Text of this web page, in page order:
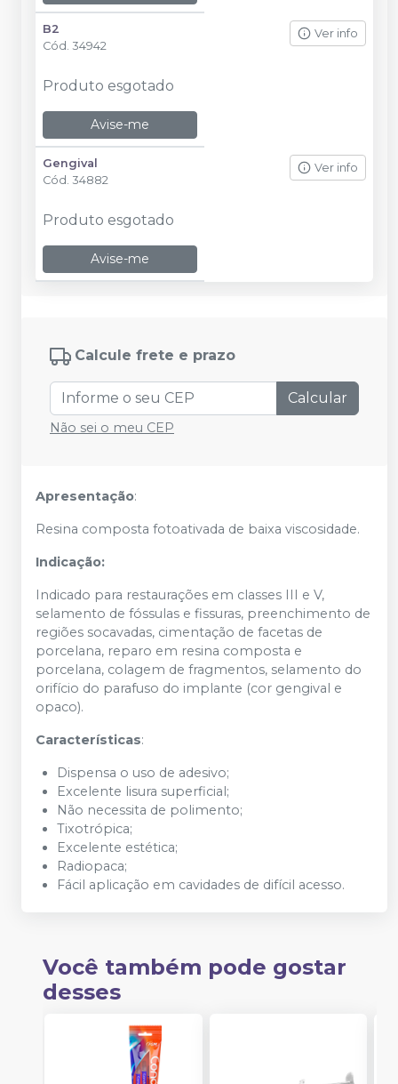
B2
Cód. 34942
Ver info
Produto esgotado
Avise-me
Gengival
Cód. 34882
Ver info
Produto esgotado
Avise-me
Calcule frete e prazo
Calcular
Não sei o meu CEP
Apresentação:
Resina composta fotoativada de baixa viscosidade.
Indicação:
Indicado para restaurações em classes III e V,
selamento de fóssulas e fissuras, preenchimento de
regiões socavadas, cimentação de facetas de
porcelana, reparo em resina composta e
porcelana, colagem de fragmentos, selamento do
orifício do parafuso do implante (cor gengival e
opaco).
Características:
Dispensa o uso de adesivo;
Excelente lisura superficial;
Não necessita de polimento;
Tixotrópica;
Excelente estética;
Radiopaca;
Fácil aplicação em cavidades de difícil acesso.
Você também pode gostar
desses